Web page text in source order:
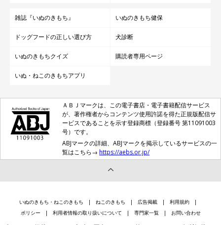
雑誌『いぬのきもち』 いぬのきもち健保
ドッグフードの正しい選び方 犬診断
いぬのきもちクイズ 購読者専用ページ
いぬ・ねこのきもちアプリ
ＡＢＪマークは、この電子書店・電子書籍配信サービス
が、著作権者からコンテンツ使用許諾を得た正規版配信サ
ービスであることを示す登録商標（登録番号 第11091003
号）です。
ABJマークの詳細、ABJマークを掲示しているサービスの一
覧はこちら→ https://aebs.or.jp/
いぬのきもち・ねこのきもち ねこのきもち 広告掲載
利用規約
ポリシー
利用者情報の取り扱いについて 専門家一覧 お問い合わせ